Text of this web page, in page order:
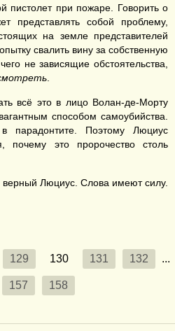
пистолет при пожаре. Говорить о
представлять собой проблему,
на земле представителей
свалить вину за собственную
не зависящие обстоятельства,
всё это в лицо Волан-де-Морту
способом самоубийства.
парадонтите. Поэтому Люциус
почему это пророчество столь
Люциус. Слова имеют силу.
129 130 131 132 ...
157 158